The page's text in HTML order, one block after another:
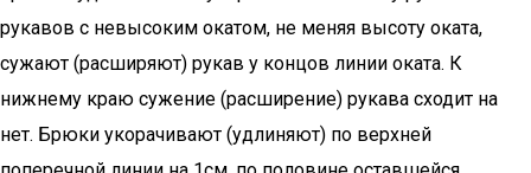
рукавов с невысоким окатом, не меняя высоту оката,
сужают (расширяют) рукав у концов линии оката. К
нижнему краю сужение (расширение) рукава сходит на
нет. Брюки укорачивают (удлиняют) по верхней